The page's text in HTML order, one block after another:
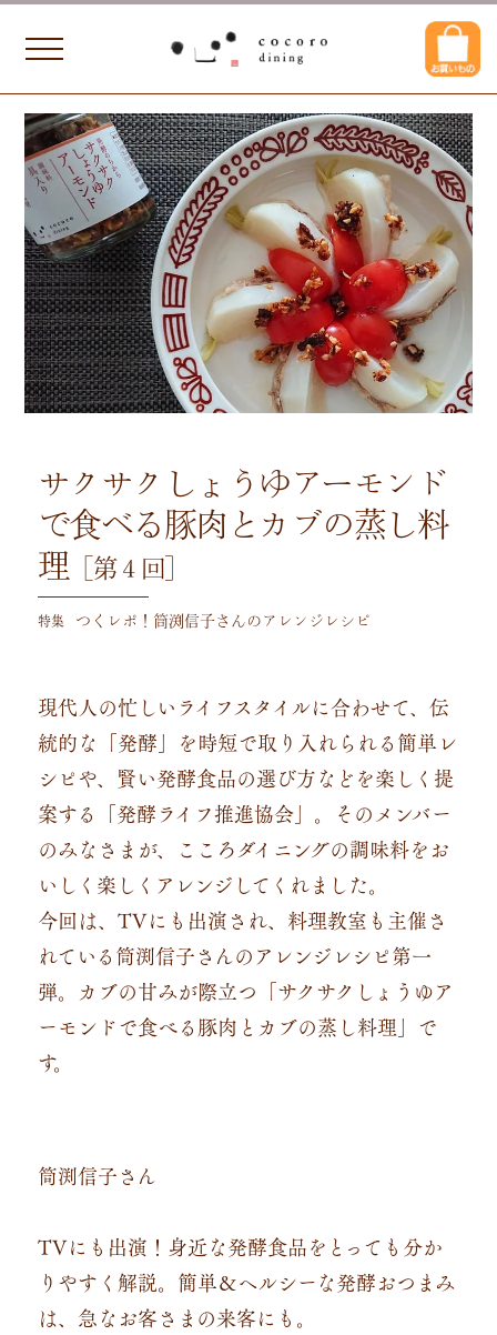
特集 つくレポ！筒渕信子さんのアレンジレシピ
サクサクしょうゆアーモンド
で食べる豚肉とカブの蒸し料
理 ［第４回］
現代人の忙しいライフスタイルに合わせて、伝
統的な「発酵」を時短で取り入れられる簡単レ
シピや、賢い発酵食品の選び方などを楽しく提
案する「発酵ライフ推進協会」。そのメンバー
のみなさまが、こころダイニングの調味料をお
いしく楽しくアレンジしてくれました。
今回は、TVにも出演され、料理教室も主催さ
れている筒渕信子さんのアレンジレシピ第一
弾。カブの甘みが際立つ「サクサクしょうゆア
ーモンドで食べる豚肉とカブの蒸し料理」で
す。
筒渕信子さん
TVにも出演！身近な発酵食品をとっても分か
りやすく解説。簡単＆ヘルシーな発酵おつまみ
は、急なお客さまの来客にも。